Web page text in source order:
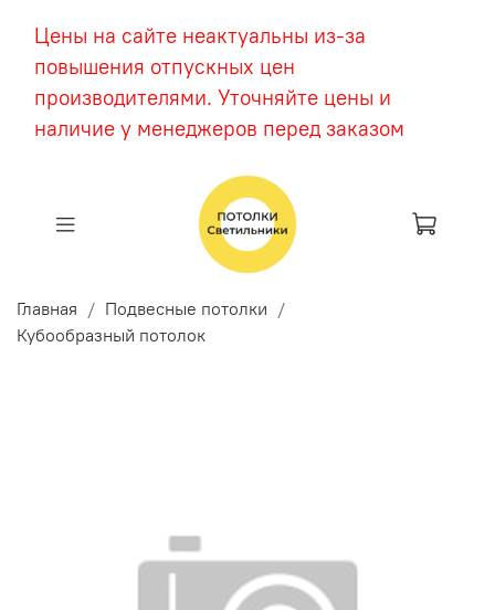
Цены на сайте неактуальны из-за
повышения отпускных цен
производителями. Уточняйте цены и
наличие у менеджеров перед заказом
Главная
Подвесные потолки
Кубообразный потолок